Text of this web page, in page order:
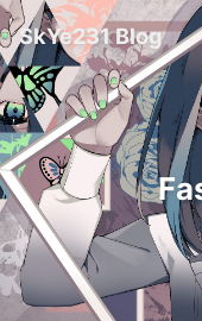
SkYe231 Blog